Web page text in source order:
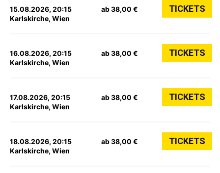
15.08.2026, 20:15
Karlskirche, Wien
ab 38,00 € TICKETS
16.08.2026, 20:15
Karlskirche, Wien
ab 38,00 € TICKETS
17.08.2026, 20:15
Karlskirche, Wien
ab 38,00 € TICKETS
18.08.2026, 20:15
Karlskirche, Wien
ab 38,00 € TICKETS